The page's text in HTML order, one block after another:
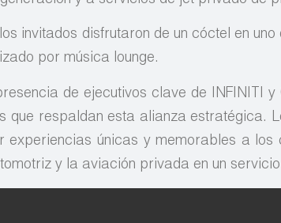
invitados disfrutaron de un cóctel en
por música lounge.
de ejecutivos clave de INFINITI y
que respaldan esta alianza estratégica.
experiencias únicas y memorables a los
y la aviación privada en un